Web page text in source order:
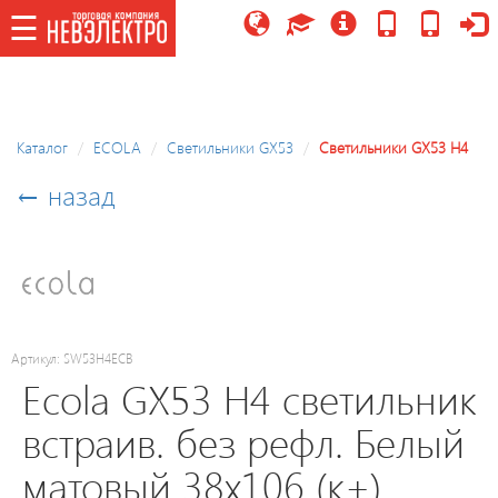
☰☰
светильники/
модули
Праздничное
Точечные
светильники
Каталог ECOLA Cветильники GX53 Светильники GX53 H4
← назад
Артикул: SW53H4ECB
Ecola GX53 H4 светильник
встраив. без рефл. Белый
матовый 38x106 (к+)